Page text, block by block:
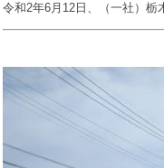
令和2年6月12日、（一社）